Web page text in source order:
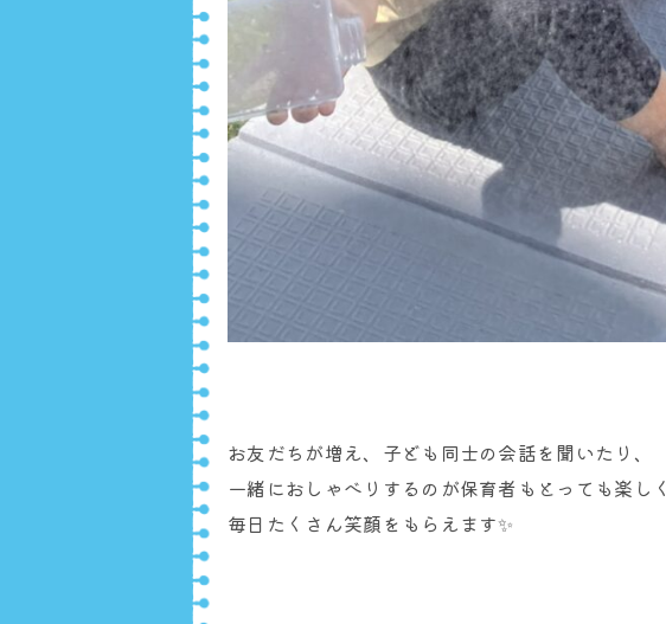
お友だちが増え、子ども同士の会話を聞いたり、
一緒におしゃべりするのが保育者もとっても楽しく
毎日たくさん笑顔をもらえます✨